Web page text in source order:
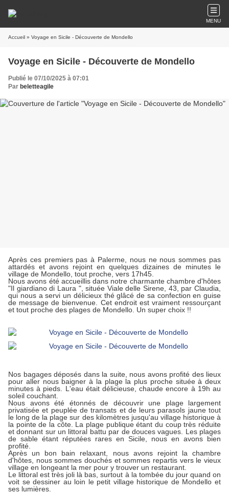
MENU
Accueil » Voyage en Sicile - Découverte de Mondello
Voyage en Sicile - Découverte de Mondello
Publié le 07/10/2025 à 07:01
Par beletteagile
Après ces premiers pas à Palerme, nous ne nous sommes pas
attardés et avons rejoint en quelques dizaines de minutes le
village de Mondello, tout proche, vers 17h45.
Nous avons été accueillis dans notre charmante chambre d'hôtes
"Il giardiano di Laura ", située Viale delle Sirene, 43, par Claudia,
qui nous a servi un délicieux thé glâcé de sa confection en guise
de message de bienvenue. Cet endroit est vraiment ressourçant
et tout proche des plages de Mondello. Un super choix !!
Nos bagages déposés dans la suite, nous avons profité des lieux
pour aller nous baigner à la plage la plus proche située à deux
minutes à pieds. L'eau était délicieuse, chaude encore à 19h au
soleil couchant.
Nous avons été étonnés de découvrir une plage largement
privatisée et peuplée de transats et de leurs parasols jaune tout
le long de la plage sur des kilomètres jusqu'au village historique à
la pointe de la côte. La plage publique étant du coup très réduite
et donnant sur un littoral battu par de douces vagues. Les plages
de sable étant réputées rares en Sicile, nous en avons bien
profité.
Après un bon bain relaxant, nous avons rejoint la chambre
d'hôtes, nous sommes douchés et sommes repartis vers le vieux
village en longeant la mer pour y trouver un restaurant.
Le littoral est très joli là bas, surtout à la tombée du jour quand on
voit se dessiner au loin le petit village historique de Mondello et
ses lumières.